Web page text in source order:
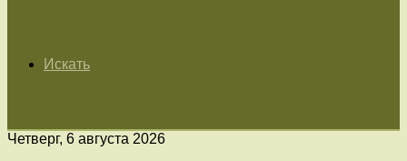
Искать
Четверг, 6 августа 2026